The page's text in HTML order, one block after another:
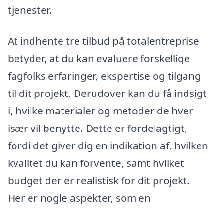
tjenester.
At indhente tre tilbud på totalentreprise
betyder, at du kan evaluere forskellige
fagfolks erfaringer, ekspertise og tilgang
til dit projekt. Derudover kan du få indsigt
i, hvilke materialer og metoder de hver
især vil benytte. Dette er fordelagtigt,
fordi det giver dig en indikation af, hvilken
kvalitet du kan forvente, samt hvilket
budget der er realistisk for dit projekt.
Her er nogle aspekter, som en